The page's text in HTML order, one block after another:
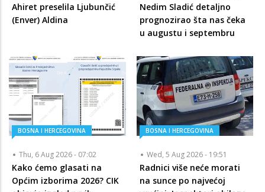
Ahiret preselila Ljubunčić
(Enver) Aldina
Nedim Sladić detaljno
prognozirao šta nas čeka
u augustu i septembru
BOSNA I HERCEGOVINA
Thu, 6 Aug 2026 - 07:02
Kako ćemo glasati na
Općim izborima 2026? CIK
BOSNA I HERCEGOVINA
Wed, 5 Aug 2026 - 19:51
Radnici više neće morati
na sunce po najvećoj